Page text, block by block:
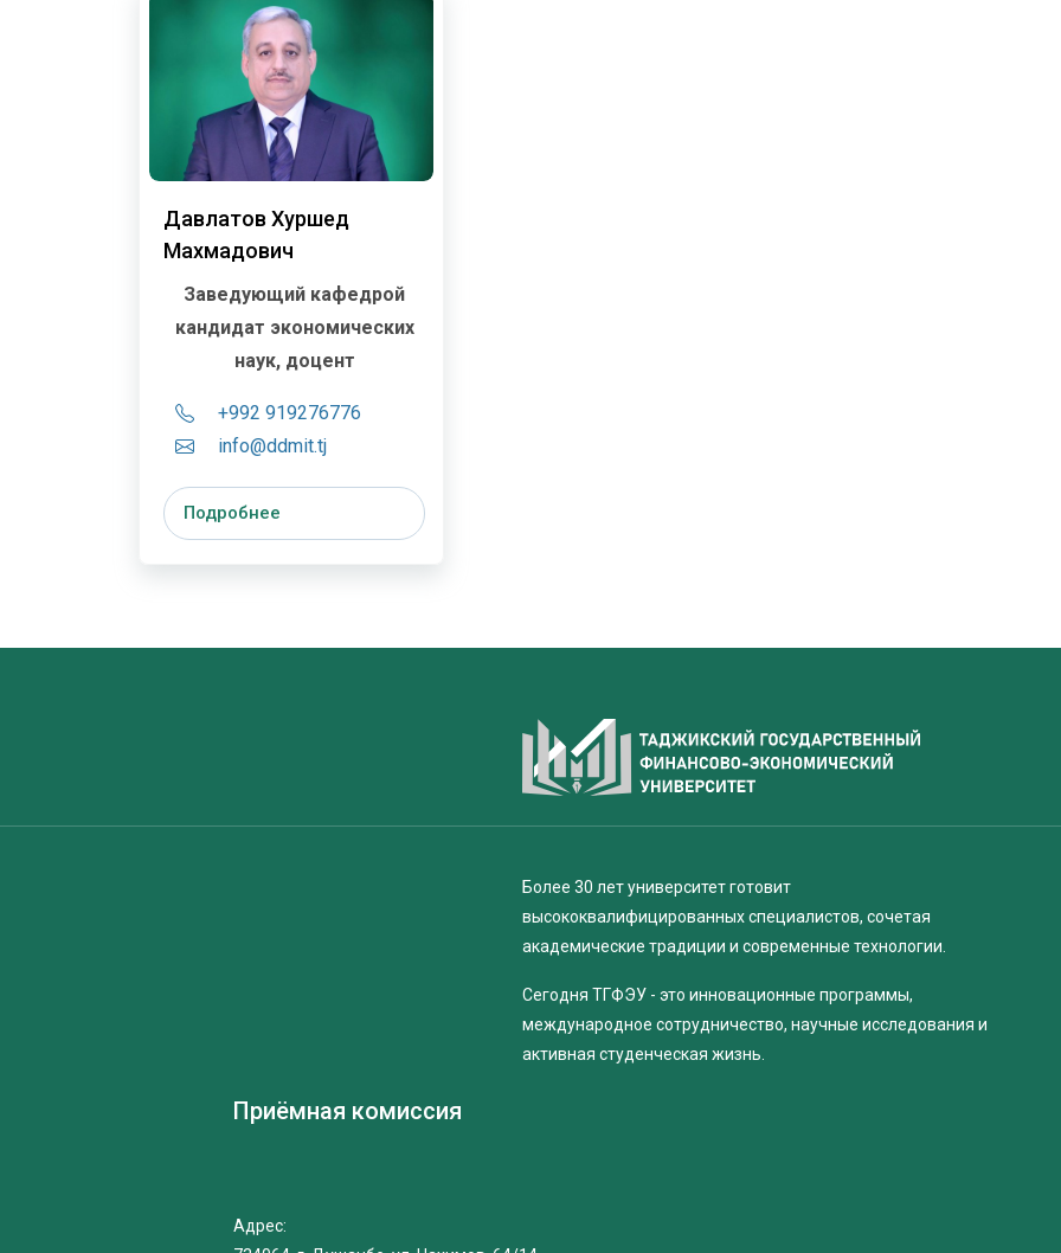
Давлатов Хуршед
Махмадович
Заведующий кафедрой
кандидат экономических
наук, доцент
+992 919276776
info@ddmit.tj
Подробнее
Более 30 лет университет готовит
высококвалифицированных специалистов, сочетая
академические традиции и современные технологии.
Сегодня ТГФЭУ - это инновационные программы,
международное сотрудничество, научные исследования и
активная студенческая жизнь.
Приёмная комиссия
Адрес: